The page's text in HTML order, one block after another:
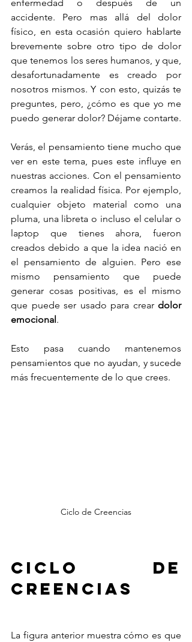
enfermedad o después de un
accidente. Pero mas allá del dolor
físico, en esta ocasión quiero hablarte
brevemente sobre otro tipo de dolor
que tenemos los seres humanos, y que,
desafortunadamente es creado por
nosotros mismos. Y con esto, quizás te
preguntes, pero, ¿cómo es que yo me
puedo generar dolor? Déjame contarte.
Verás, el pensamiento tiene mucho que
ver en este tema, pues este influye en
nuestras acciones. Con el pensamiento
creamos la realidad física. Por ejemplo,
cualquier objeto material como una
pluma, una libreta o incluso el celular o
laptop que tienes ahora, fueron
creados debido a que la idea nació en
el pensamiento de alguien. Pero ese
mismo pensamiento que puede
generar cosas positivas, es el mismo
que puede ser usado para crear dolor
emocional .
Esto pasa cuando mantenemos
pensamientos que no ayudan, y sucede
más frecuentemente de lo que crees.
Ciclo de Creencias
Ciclo de
creencias
La figura anterior muestra cómo es que